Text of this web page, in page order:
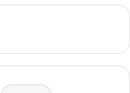
t
a
c